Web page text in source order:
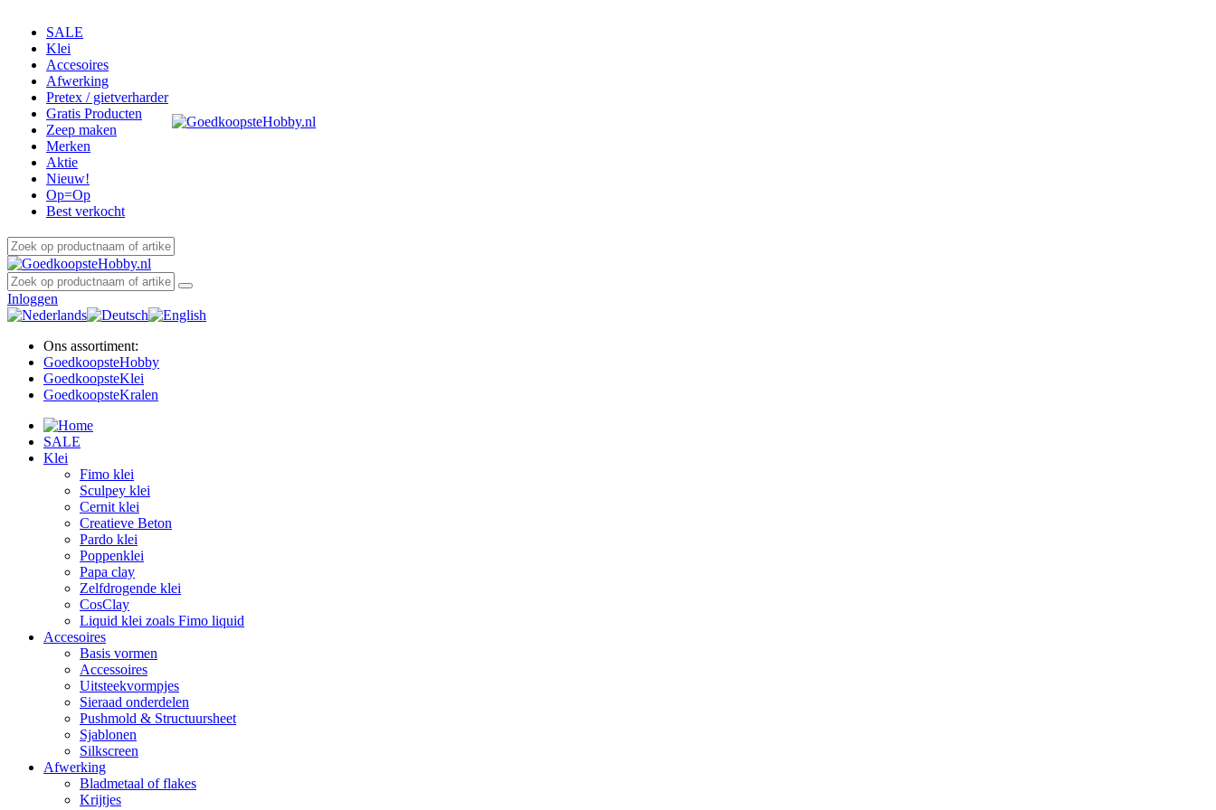
SALE
Klei
Accesoires
Afwerking
Pretex / gietverharder
Gratis Producten
Zeep maken
Merken
Aktie
Nieuw!
Op=Op
Best verkocht
Inloggen
Ons assortiment:
GoedkoopsteHobby
GoedkoopsteKlei
GoedkoopsteKralen
SALE
Klei
Fimo klei
Sculpey klei
Cernit klei
Creatieve Beton
Pardo klei
Poppenklei
Papa clay
Zelfdrogende klei
CosClay
Liquid klei zoals Fimo liquid
Accesoires
Basis vormen
Accessoires
Uitsteekvormpjes
Sieraad onderdelen
Pushmold & Structuursheet
Sjablonen
Silkscreen
Afwerking
Bladmetaal of flakes
Krijtjes